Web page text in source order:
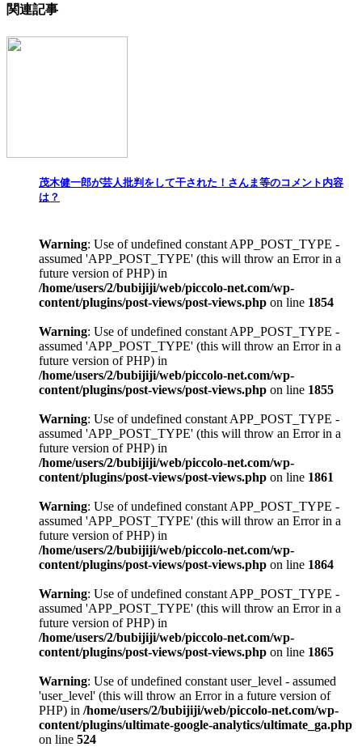
関連記事
茂木健一郎が芸人批判をして干された！さんま等のコメント内容
は？
Warning: Use of undefined constant APP_POST_TYPE -
assumed 'APP_POST_TYPE' (this will throw an Error in a
future version of PHP) in
/home/users/2/bubijiji/web/piccolo-net.com/wp-
content/plugins/post-views/post-views.php on line 1854
Warning: Use of undefined constant APP_POST_TYPE -
assumed 'APP_POST_TYPE' (this will throw an Error in a
future version of PHP) in
/home/users/2/bubijiji/web/piccolo-net.com/wp-
content/plugins/post-views/post-views.php on line 1855
Warning: Use of undefined constant APP_POST_TYPE -
assumed 'APP_POST_TYPE' (this will throw an Error in a
future version of PHP) in
/home/users/2/bubijiji/web/piccolo-net.com/wp-
content/plugins/post-views/post-views.php on line 1861
Warning: Use of undefined constant APP_POST_TYPE -
assumed 'APP_POST_TYPE' (this will throw an Error in a
future version of PHP) in
/home/users/2/bubijiji/web/piccolo-net.com/wp-
content/plugins/post-views/post-views.php on line 1864
Warning: Use of undefined constant APP_POST_TYPE -
assumed 'APP_POST_TYPE' (this will throw an Error in a
future version of PHP) in
/home/users/2/bubijiji/web/piccolo-net.com/wp-
content/plugins/post-views/post-views.php on line 1865
Warning: Use of undefined constant user_level - assumed
'user_level' (this will throw an Error in a future version of
PHP) in /home/users/2/bubijiji/web/piccolo-net.com/wp-
content/plugins/ultimate-google-analytics/ultimate_ga.php
on line 524